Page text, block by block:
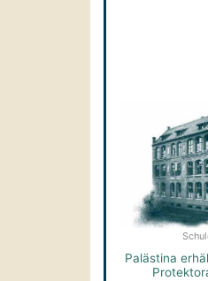
Palästina